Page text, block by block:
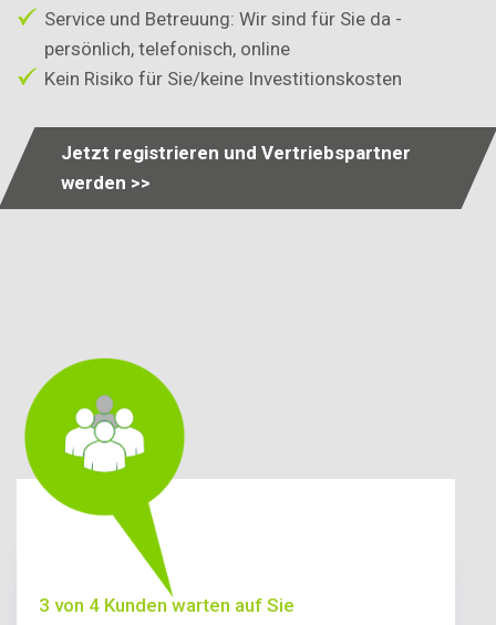
Service und Betreuung: Wir sind für Sie da -
persönlich, telefonisch, online
Kein Risiko für Sie/keine Investitionskosten
Jetzt registrieren und Vertriebspartner
werden >>
3 von 4 Kunden warten auf Sie